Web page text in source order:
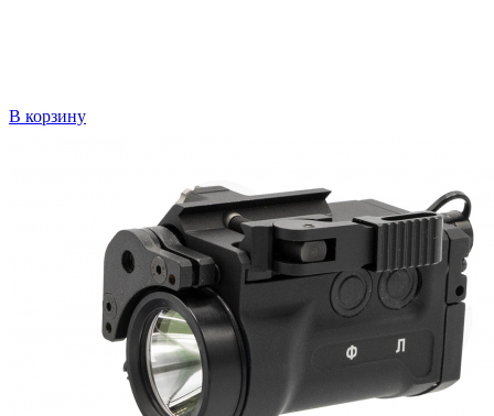
В корзину